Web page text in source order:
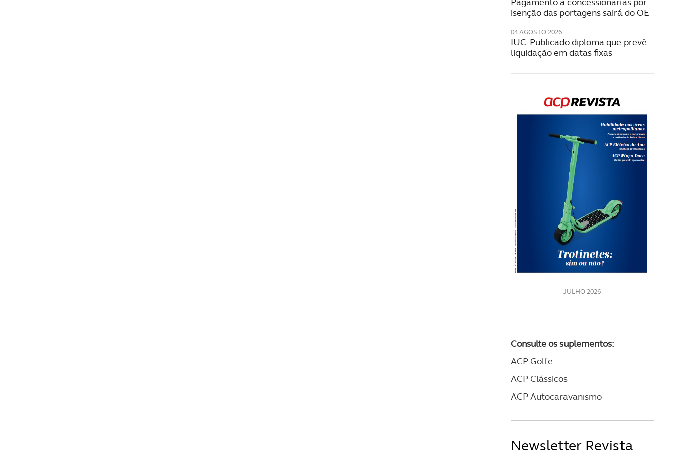
isenção das portagens sairá do OE
04 AGOSTO 2026
IUC. Publicado diploma que prevê
liquidação em datas fixas
JULHO 2026
Consulte os suplementos:
ACP Golfe
ACP Clássicos
ACP Autocaravanismo
Newsletter Revista